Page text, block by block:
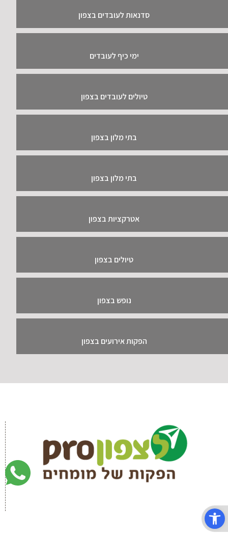
סדנאות לעובדים בצפון
ימי כיף לעובדים
טיולים לעובדים בצפון
בתי מלון בצפון
בתי מלון בצפון
אטרקציות בצפון
טיולים בצפון
נופש בצפון
הפקות אירועים בצפון
פתח סרגל נגישות